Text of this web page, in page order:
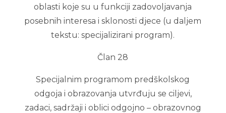
oblasti koje su u funkciji zadovoljavanja
posebnih interesa i sklonosti djece (u daljem
tekstu: specijalizirani program).
Član 28
Specijalnim programom predškolskog
odgoja i obrazovanja utvrđuju se ciljevi,
zadaci, sadržaji i oblici odgojno – obrazovnog